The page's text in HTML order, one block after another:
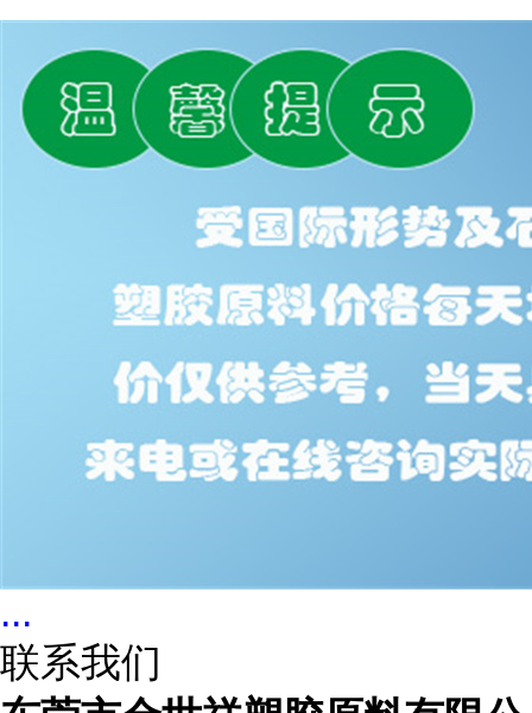
...
联系我们